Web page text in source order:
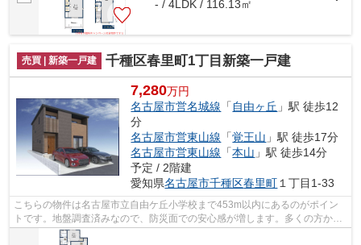
- / 4LDK / 116.13㎡
売買 | 新築一戸建 千種区春里町1丁目新築一戸建
7,280万円
名古屋市営名城線 「 自由ヶ丘 」駅 徒歩12
分
名古屋市営東山線 「覚王山 」駅 徒歩17分
名古屋市営東山線 「本山 」駅 徒歩14分
予定 / 2階建
愛知県名古屋市千種区春里町 １丁目1-33
こちらの物件は名古屋市立自由ケ丘小学校まで453m以内にあるのがポイン
トです。地盤調査済みなので、防災面での安心感が増します。多くの方から
こだわり条件でいただく新築戸建ての物...